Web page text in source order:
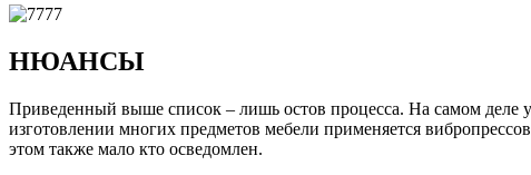
НЮАНСЫ
Приведенный выше список – лишь остов процесса. На самом деле у
изготовлении многих предметов мебели применяется
этом также мало кто осведомлен.